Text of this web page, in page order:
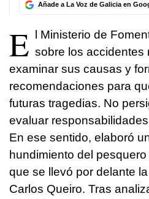
Añade a La Voz de Galicia en
E
l Ministerio de
sobre los accidentes
examinar sus causas y
recomendaciones para
futuras tragedias. No
evaluar
En ese sentido, elaboró
hundimiento del
que se llevó por delante
Carlos Queiro. Tras